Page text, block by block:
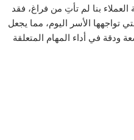
بنا لم تأتِ من فراغ، فقد
تواجهها الأسر اليوم، مما يجعل
ودقة في أداء المهام المتعلقة